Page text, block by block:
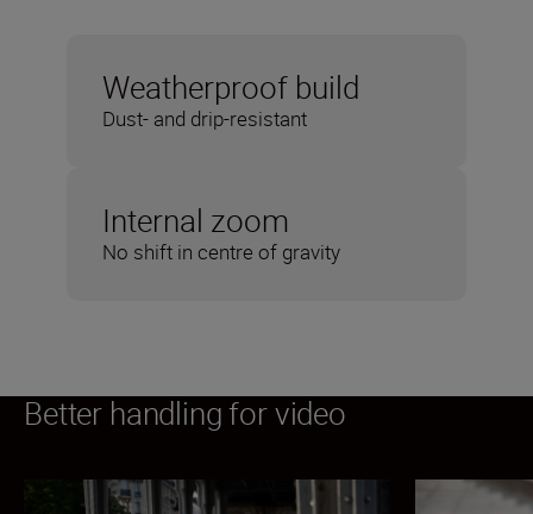
Weatherproof build
Dust- and drip-resistant
Internal zoom
No shift in centre of gravity
Better handling for video